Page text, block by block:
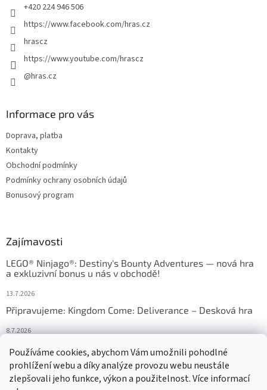
Používáme cookies, abychom Vám umožnili pohodlné
prohlížení webu a díky analýze provozu webu neustále
zlepšovali jeho funkce, výkon a použitelnost. Více informací
+420 224 946 506
https://www.facebook.com/hras.cz
hrascz
https://www.youtube.com/hrascz
@hras.cz
Informace pro vás
Doprava, platba
Kontakty
Obchodní podmínky
Podmínky ochrany osobních údajů
Bonusový program
Zajímavosti
LEGO® Ninjago®: Destiny's Bounty Adventures — nová hra
a exkluzivní bonus u nás v obchodě!
13.7.2026
Připravujeme: Kingdom Come: Deliverance – Desková hra
8.7.2026
Nejlepší deskové hry: výběr, který frčí v celém Česku
18.6.2026